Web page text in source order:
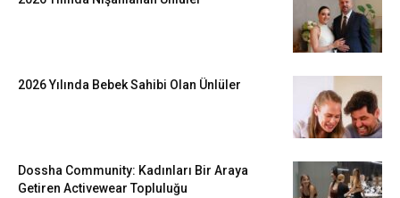
2026 Yılında Bebek Sahibi Olan Ünlüler
Dossha Community: Kadınları Bir Araya
Getiren Activewear Topluluğu